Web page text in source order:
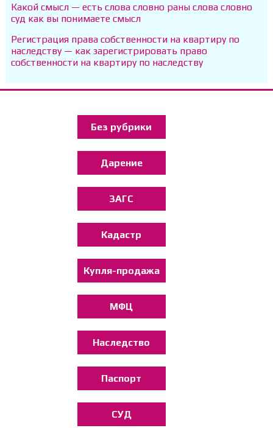
Какой смысл — есть слова словно раны слова словно
суд как вы понимаете смысл
Регистрация права собственности на квартиру по
наследству — как зарегистрировать право
собственности на квартиру по наследству
Без рубрики
Дарение
ЗАГС
Кадастр
Купля-продажа
МФЦ
Наследство
Паспорт
СУД